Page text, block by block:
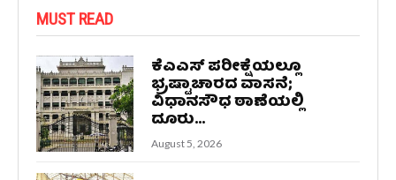
MUST READ
ಕೆಎಎಸ್‌ ಪರೀಕ್ಷೆಯಲ್ಲೂ
ಭ್ರಷ್ಟಾಚಾರದ ವಾಸನೆ;
ವಿಧಾನಸೌಧ ಠಾಣೆಯಲ್ಲಿ
ದೂರು...
August 5, 2026